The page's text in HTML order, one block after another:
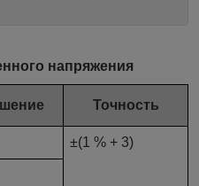
напряжения
Точность
±(1 % + 3)